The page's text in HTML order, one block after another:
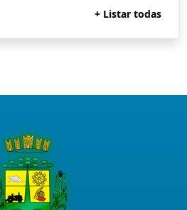
+ Listar todas